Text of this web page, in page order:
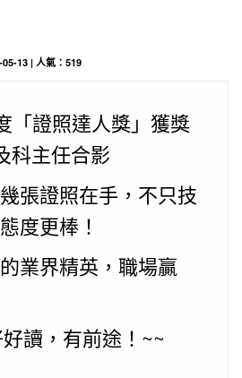
05-13 | 人氣：519
「證照達人獎」獲獎
科主任合影
張證照在手，不只技
度更棒！
業界精英，職場贏
讀，有前途！~~